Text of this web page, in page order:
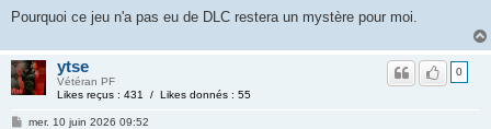
Pourquoi ce jeu n'a pas eu de DLC restera un mystère pour moi.
ytse
Vétéran PF
Likes reçus : 431 / Likes donnés : 55
0
mer. 10 juin 2026 09:52